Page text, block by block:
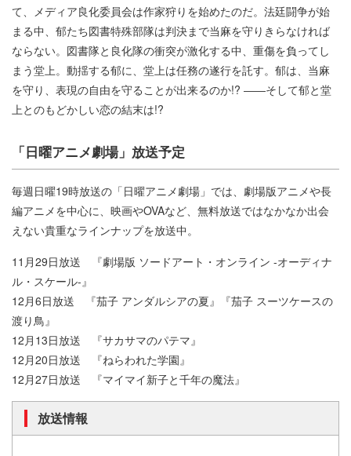
て、メディア良化委員会は作家狩りを始めたのだ。法廷闘争が始
まる中、郁たち図書特殊部隊は判決まで当麻を守りきらなければ
ならない。図書隊と良化隊の衝突が激化する中、重傷を負ってし
まう堂上。動揺する郁に、堂上は任務の遂行を託す。郁は、当麻
を守り、表現の自由を守ることが出来るのか!? ――そして郁と堂
上とのもどかしい恋の結末は!?
「日曜アニメ劇場」放送予定
毎週日曜19時放送の「日曜アニメ劇場」では、劇場版アニメや長
編アニメを中心に、映画やOVAなど、無料放送ではなかなか出会
えない貴重なラインナップを放送中。
11月29日放送 『劇場版 ソードアート・オンライン -オーディナ
ル・スケール-』
12月6日放送 『茄子 アンダルシアの夏』『茄子 スーツケースの
渡り鳥』
12月13日放送 『サカサマのパテマ』
12月20日放送 『ねらわれた学園』
12月27日放送 『マイマイ新子と千年の魔法』
放送情報